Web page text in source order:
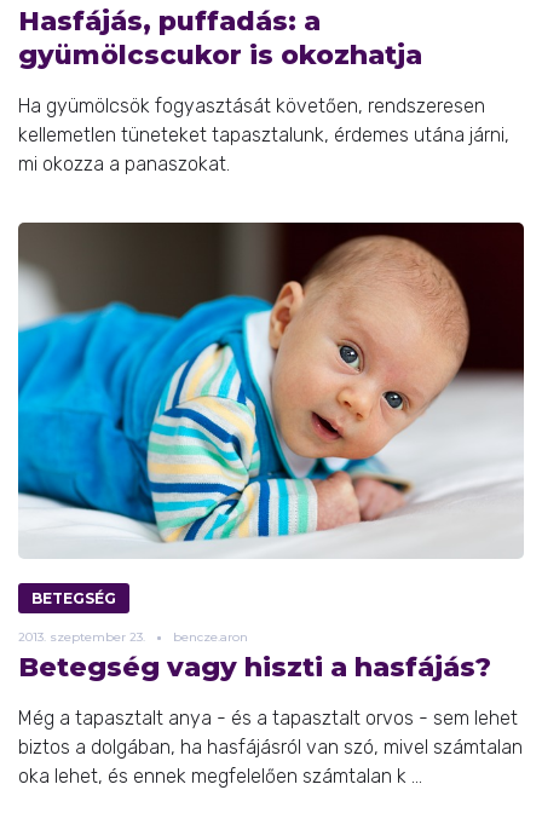
Hasfájás, puffadás: a
gyümölcscukor is okozhatja
Ha gyümölcsök fogyasztását követően, rendszeresen
kellemetlen tüneteket tapasztalunk, érdemes utána járni,
mi okozza a panaszokat.
BETEGSÉG
2013. szeptember 23. bencze.aron
Betegség vagy hiszti a hasfájás?
Még a tapasztalt anya - és a tapasztalt orvos - sem lehet
biztos a dolgában, ha hasfájásról van szó, mivel számtalan
oka lehet, és ennek megfelelően számtalan k ...